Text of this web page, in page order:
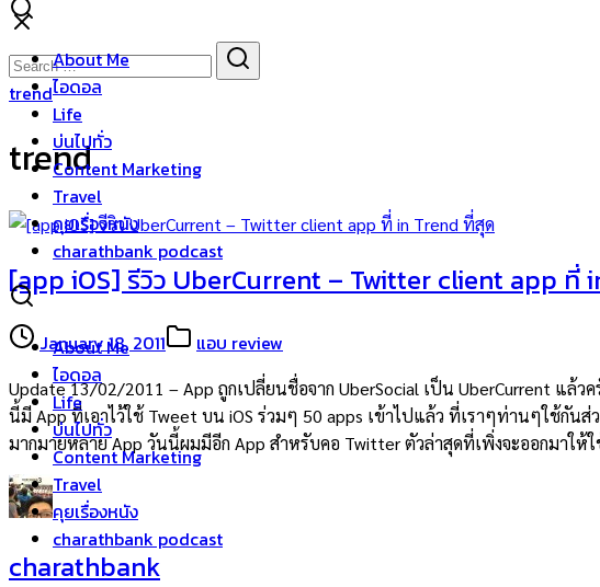
Skip
content
About Me
ไอดอล
Life
บ่นไปทั่ว
Content Marketing
Travel
คุยเรื่องหนัง
charathbank podcast
About Me
ไอดอล
Life
บ่นไปทั่ว
Content Marketing
Travel
คุยเรื่องหนัง
charathbank podcast
Search
for:
trend
trend
[app iOS] รีวิว UberCurrent – Twitter client app ที่
January 18, 2011 แอบ review
Update 13/02/2011 – App ถูกเปลี่ยนชื่อจาก UberSocial เป็น UberCurrent แล้
นี้มี App ที่เอาไว้ใช้ Tweet บน iOS ร่วมๆ 50 apps เข้าไปแล้ว ที่เราๆท่านๆใช้กั
มากมายหลาย App วันนี้ผมมีอีก App สำหรับคอ Twitter ตัวล่าสุดที่เพิ่งจะออกมาใ
charathbank